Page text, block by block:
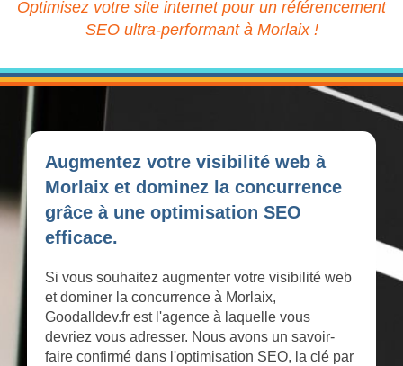
Optimisez votre site internet pour un référencement
SEO ultra-performant à Morlaix !
Augmentez votre visibilité web à
Morlaix et dominez la concurrence
grâce à une optimisation SEO
efficace.
Si vous souhaitez augmenter votre visibilité web
et dominer la concurrence à Morlaix,
Goodalldev.fr est l'agence à laquelle vous
devriez vous adresser. Nous avons un savoir-
faire confirmé dans l'optimisation SEO, la clé par